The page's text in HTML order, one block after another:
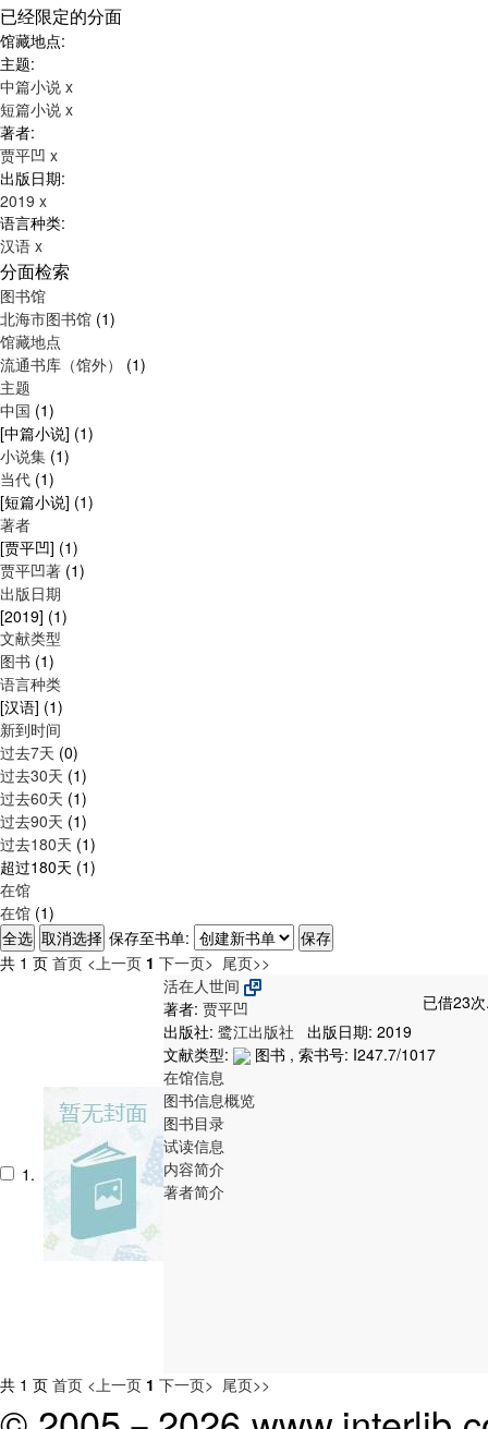
已经限定的分面
馆藏地点:
主题:
中篇小说 x
短篇小说 x
著者:
贾平凹 x
出版日期:
2019 x
语言种类:
汉语 x
分面检索
图书馆
北海市图书馆 (1)
馆藏地点
流通书库（馆外） (1)
主题
中国 (1)
[中篇小说] (1)
小说集 (1)
当代 (1)
[短篇小说] (1)
著者
[贾平凹] (1)
贾平凹著 (1)
出版日期
[2019] (1)
文献类型
图书 (1)
语言种类
[汉语] (1)
新到时间
过去7天 (0)
过去30天 (1)
过去60天 (1)
过去90天 (1)
过去180天 (1)
超过180天 (1)
在馆
在馆 (1)
保存至书单:
共 1 页 首页 <上一页 1 下一页> 尾页>>
1.
活在人世间
已借23
著者: 贾平凹
出版社: 鹭江出版社
出版日期: 2019
文献类型:
图书 , 索书号: I247.7/1017
在馆信息
图书信息概览
图书目录
试读信息
内容简介
著者简介
共 1 页 首页 <上一页 1 下一页> 尾页>>